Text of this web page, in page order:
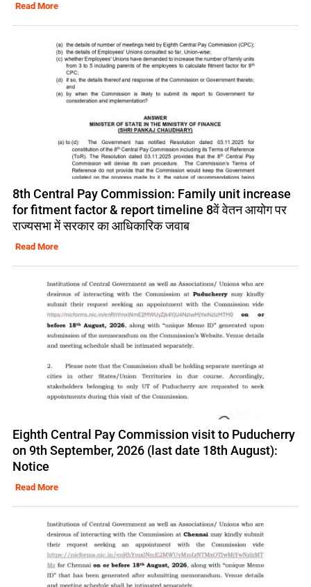
Read More
8th Central Pay Commission: Family unit increase
for fitment factor & report timeline 8वें वेतन आयोग पर
राज्यसभा में सरकार का आधिकारिक जवाब
Read More
Eighth Central Pay Commission visit to Puducherry
on 9th September, 2026 (last date 18th August):
Notice
Read More